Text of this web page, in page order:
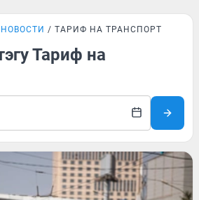
НОВОСТИ ТАРИФ НА ТРАНСПОРТ
Тариф на